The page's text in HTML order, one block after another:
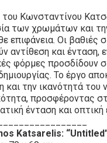
του Κωνσταντίνου
των χρωμάτων και
επιφάνεια. Οι βαθιές
αντίθεση και ένταση,
φόρμες προσδίδουν
Το έργο
και την ικανότητά του
προσφέροντας
ένταση και οπτική
Katsarelis: